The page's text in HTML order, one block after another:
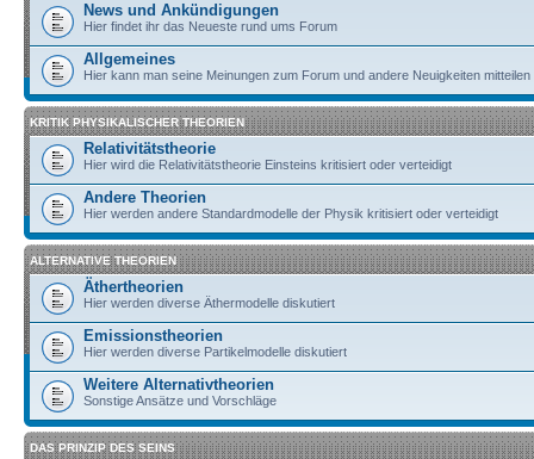
News und Ankündigungen
Hier findet ihr das Neueste rund ums Forum
Allgemeines
Hier kann man seine Meinungen zum Forum und andere Neuigkeiten mitteilen
KRITIK PHYSIKALISCHER THEORIEN
Relativitätstheorie
Hier wird die Relativitätstheorie Einsteins kritisiert oder verteidigt
Andere Theorien
Hier werden andere Standardmodelle der Physik kritisiert oder verteidigt
ALTERNATIVE THEORIEN
Äthertheorien
Hier werden diverse Äthermodelle diskutiert
Emissionstheorien
Hier werden diverse Partikelmodelle diskutiert
Weitere Alternativtheorien
Sonstige Ansätze und Vorschläge
DAS PRINZIP DES SEINS